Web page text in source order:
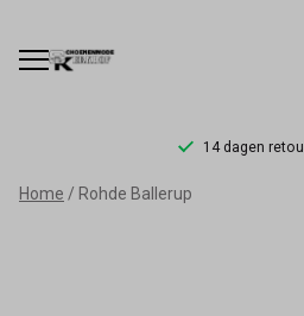
14 dagen
Rohde
Home Rohde Ballerup